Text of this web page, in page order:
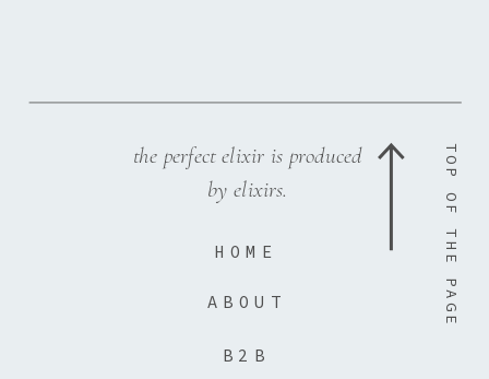
HOME
the perfect elixir is produced
by elixirs.
ABOUT
B2B
TOP OF THE PAGE